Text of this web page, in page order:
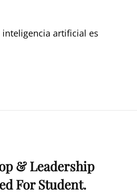
artificial es
& Leadership
For Student.